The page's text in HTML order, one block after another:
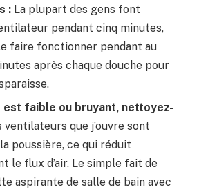
: La plupart des gens font
pendant cinq minutes,
faire fonctionner pendant au
après chaque douche pour
faible ou bruyant, nettoyez-
ventilateurs que j’ouvre sont
poussière, ce qui réduit
le flux d’air. Le simple fait de
aspirante de salle de bain avec